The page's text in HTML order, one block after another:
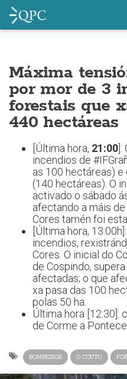
Máxima
por mor de 3
forestais que
440 hectáreas
[Última hora, 21:00
incendios de
as 100 hectáreas)
(140 hectáreas). O
activado o sábado
afectando a máis
Cores tamén foi
[Última hora,
incendios,
Cores. O inicial do
de Cospindo,
afectadas; o que
xa pasa das 100
polas 50 ha.
Última hora [12:30]:
de Corme a
BOMBEIROS O COUTO